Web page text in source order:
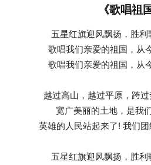
《歌唱祖
五星红旗迎风飘扬，胜利
歌唱我们亲爱的祖国，从
歌唱我们亲爱的祖国，从
越过高山，越过平原，跨过
宽广美丽的土地，是我
英雄的人民站起来了! 我们
五星红旗迎风飘扬，胜利